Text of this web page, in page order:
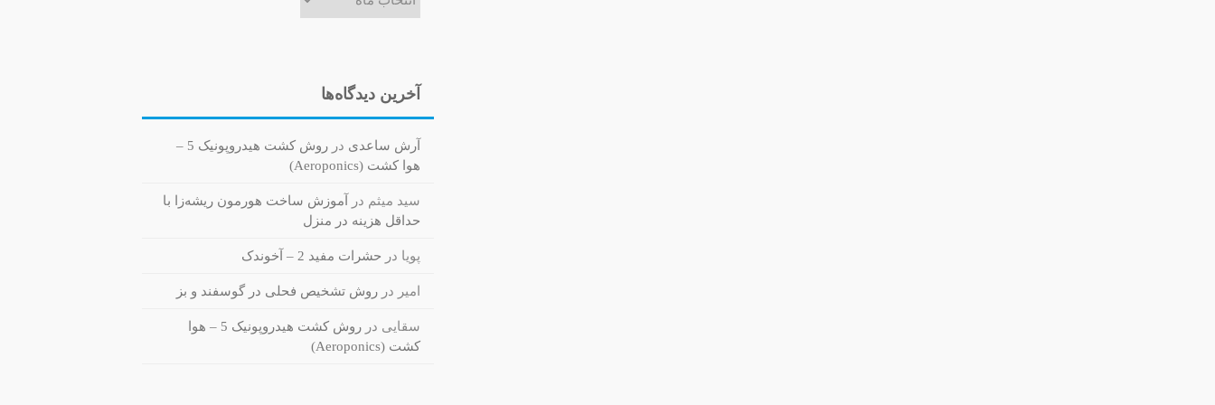
آخرین دیدگاه‌ها
آرش ساعدی در
روش کشت هیدروپونیک 5 –
هوا کشت (Aeroponics)
سید میثم در
آموزش ساخت هورمون ریشه‌زا با
حداقل هزینه در منزل
پویا در حشرات مفید 2 – آخوندک
امیر در روش تشخیص فحلی در گوسفند و بز
سقایی در
روش کشت هیدروپونیک 5 – هوا
کشت (Aeroponics)